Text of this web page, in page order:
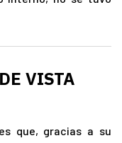
VISTA
que, gracias a su